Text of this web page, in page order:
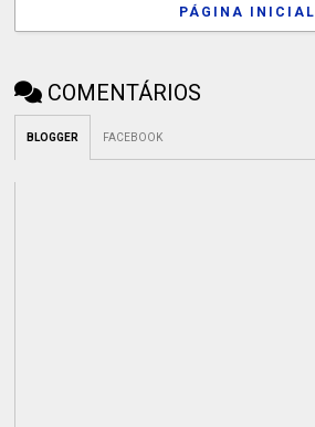
PÁGINA INICIAL
COMENTÁRIOS
BLOGGER FACEBOOK